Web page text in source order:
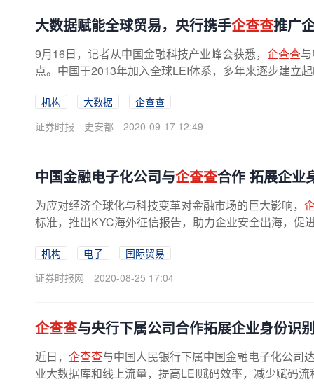
大数据赋能全球贸易，央行携手企查查推广
9月16日，记者从中国金融科技产业峰会获悉， 企查查
点。中国于2013年加入全球LEI体系，多年来逐步建立
机构 大数据
企查查
证券时报
史安都 2020-09-17 12:49
中国金融电子化公司与企查查合作 拓展企业
为应对经济全球化与科技变革对金融市场的巨大影响，
标准，推出KYC海外征信报告，助力企业安全出海，促
机构 电子
国际贸易
证券时报网
2020-08-25 17:04
企查查与央行下属公司合作拓展企业身份识
近日， 企查查与中国人民银行下属中国金融电子化公司
业大数据库和线上流量，提高LEI赋码效率，减少赋码